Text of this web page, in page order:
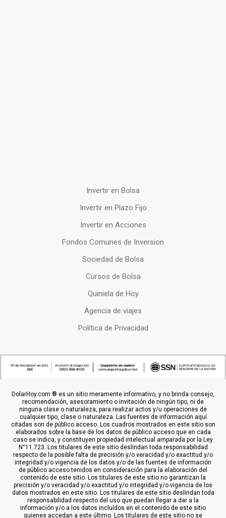
Invertir en Bolsa
Invertir en Plazo Fijo
Invertir en Acciones
Fondos Comunes de Inversion
Sociedad de Bolsa
Cursos de Bolsa
Quiniela de Hoy
Agencia de viajes
Política de Privacidad
DolarHoy.com ® es un sitio meramente informativo, y no brinda consejo,
recomendación, asesoramiento o invitación de ningún tipo, ni de
ninguna clase o naturaleza, para realizar actos y/u operaciones de
cualquier tipo, clase o naturaleza. Las fuentes de información aquí
citadas son de público acceso. Los cuadros mostrados en este sitio son
elaborados sobre la base de los datos de público acceso que en cada
caso se indica, y constituyen propiedad intelectual amparada por la Ley
N°11.723. Los titulares de este sitio deslindan toda responsabilidad
respecto de la posible falta de precisión y/o veracidad y/o exactitud y/o
integridad y/o vigencia de los datos y/o de las fuentes de información
de público acceso tenidos en consideración para la elaboración del
contenido de este sitio. Los titulares de este sitio no garantizan la
precisión y/o veracidad y/o exactitud y/o integridad y/o vigencia de los
datos mostrados en este sitio. Los titulares de este sitio deslindan toda
responsabilidad respecto del uso que puedan llegar a dar a la
información y/o a los datos incluídos en el contenido de este sitio
quienes accedan a este último. Los titulares de este sitio no se